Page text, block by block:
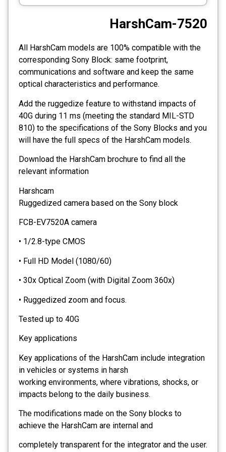
HarshCam-7520
All HarshCam models are 100% compatible with the
corresponding Sony Block: same footprint,
communications and software and keep the same
optical characteristics and performance.
Add the ruggedize feature to withstand impacts of
40G during 11 ms (meeting the standard MIL-STD
810) to the specifications of the Sony Blocks and you
will have the full specs of the HarshCam models.
Download the HarshCam brochure to find all the
relevant information
Harshcam
Ruggedized camera based on the Sony block
FCB-EV7520A camera
• 1/2.8-type CMOS
• Full HD Model (1080/60)
• 30x Optical Zoom (with Digital Zoom 360x)
• Ruggedized zoom and focus.
Tested up to 40G
Key applications
Key applications of the HarshCam include integration
in vehicles or systems in harsh
working environments, where vibrations, shocks, or
impacts belong to the daily business.
The modifications made on the Sony blocks to
achieve the HarshCam are internal and
completely transparent for the integrator and the user.